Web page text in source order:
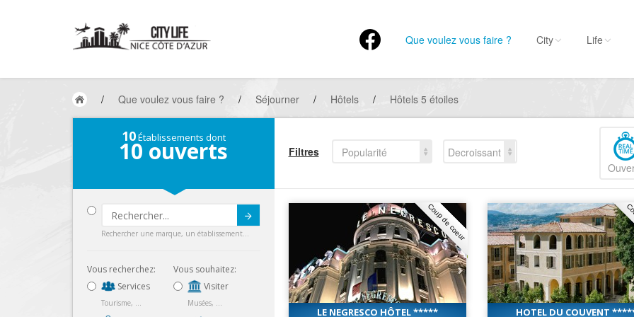
Que voulez vous faire ? City Life
/ Que voulez vous faire ? / Séjourner / Hôtels / Hôtels 5 étoiles
10Établissements dont
10 ouverts
Rechercher une marque, un établissement...
Vous recherchez:
Services
Tourisme, ...
Vous souhaitez:
Visiter
Musées, ...
Filtres Popularité
Decroissant
Coup de coeur
LE NEGRESCO HÔTEL *****
HOTEL DU COUVENT